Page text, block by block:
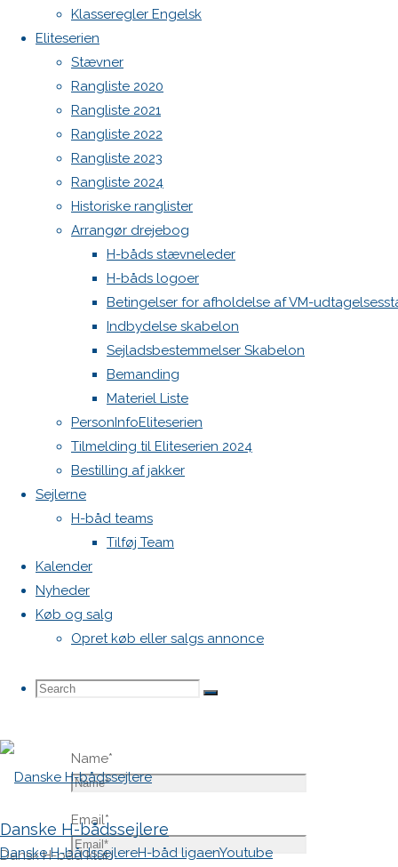
Klasseregler Engelsk
Eliteserien
Stævner
Rangliste 2020
Rangliste 2021
Rangliste 2022
Rangliste 2023
Rangliste 2024
Historiske ranglister
Arrangør drejebog
H-båds stævneleder
H-båds logoer
Betingelser for afholdelse af VM-
Indbydelse skabelon
Sejladsbestemmelser Skabelon
Bemanding
Materiel Liste
PersonInfoEliteserien
Tilmelding til Eliteserien 2024
Bestilling af jakker
Sejlerne
H-båd teams
Tilføj Team
Kalender
Nyheder
Køb og salg
Opret køb eller salgs annonce
Search
Search
Search
Danske H-bådssejlere
Dansk H-båd klub
Danske H-bådssejlereH-båd ligaenYoutube
Previous
image
Next
image
Skriv
et
svar
Din e-
mailadresse
vil ikke
blive
publiceret.
Krævede
felter er
markeret
med
Comment
Name*
Email*
WordPress.org